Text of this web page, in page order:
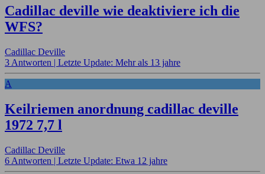
Cadillac deville wie deaktiviere ich die
WFS?
Cadillac Deville
3 Antworten | Letzte Update: Mehr als 13 jahre
A
Keilriemen anordnung cadillac deville
1972 7,7 l
Cadillac Deville
6 Antworten | Letzte Update: Etwa 12 jahre